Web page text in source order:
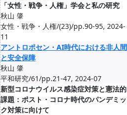
「女性・戦争・人権」学会と私の研究
秋山 肇
女性・戦争・人権/(23)/pp.90-95, 2024-
11
アントロポセン・AI時代における非人間
と安全保障
秋山 肇
平和研究/61/pp.21-47, 2024-07
新型コロナウイルス感染症対策と憲法的
課題：ポスト・コロナ時代のパンデミッ
ク対策に向けて